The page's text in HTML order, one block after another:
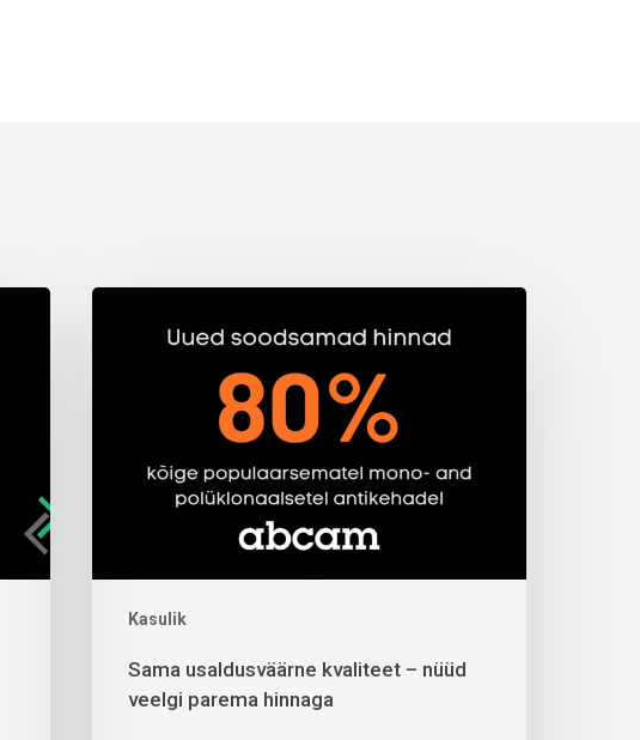
Kasulik
Sama usaldusväärne kvaliteet – nüüd
veelgi parema hinnaga